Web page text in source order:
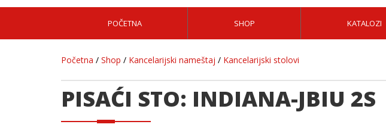
POČETNA SHOP KATALOZI
Početna / Shop / Kancelarijski nameštaj / Kancelarijski stolovi
PISAĆI STO: INDIANA-JBIU 2S